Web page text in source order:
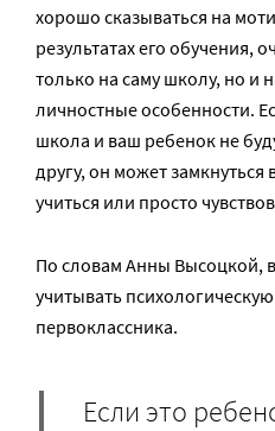
хорошо сказываться на
результатах его обучения,
только на саму школу, но и
личностные особенности.
школа и ваш ребенок не
другу, он может замкнуться
учиться или просто
По словам Анны Высоцкой,
учитывать
первоклассника.
Если это